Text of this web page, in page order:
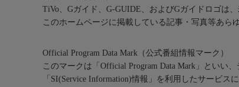
TiVo、Gガイド、G-GUIDE、およびGガイドロゴは
このホームページに掲載している記事・写真等あら
Official Program Data Mark（公式番組情報マーク）
このマークは「Official Program Data Mark」といい
「SI(Service Information)情報」を利用したサービス